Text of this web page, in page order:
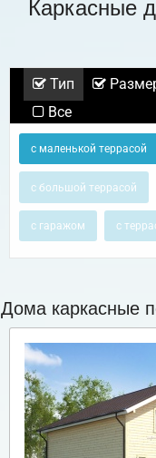
Тип
Все
с маленькой террасой
с большой террасой
с гаражом с
Дома каркасные